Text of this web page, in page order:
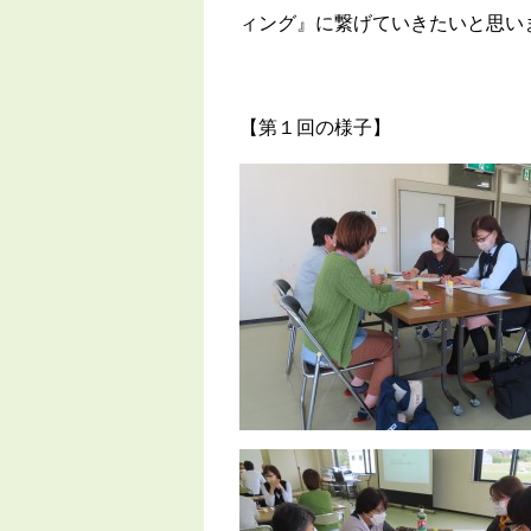
ィング』に繋げていきたいと思い
【第１回の様子】